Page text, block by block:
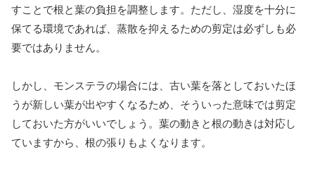
すことで根と葉の負担を調整します。ただし、湿度を十分に
保てる環境であれば、蒸散を抑えるための剪定は必ずしも必
要ではありません。
しかし、モンステラの場合には、古い葉を落としておいたほ
うが新しい葉が出やすくなるため、そういった意味では剪定
しておいた方がいいでしょう。葉の動きと根の動きは対応し
ていますから、根の張りもよくなります。